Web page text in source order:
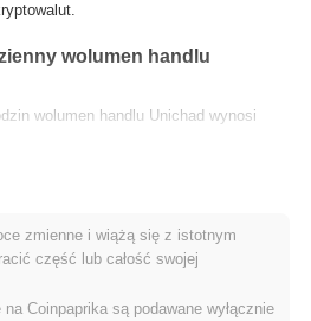
wolumen handlu
wolumen handlu Unichad wynosi
cen Unichad?
(ATH):
(ATL):
zł 0.00
zmienne i wiążą się z istotnym
część lub całość swojej
Coinpaprika są podawane wyłącznie